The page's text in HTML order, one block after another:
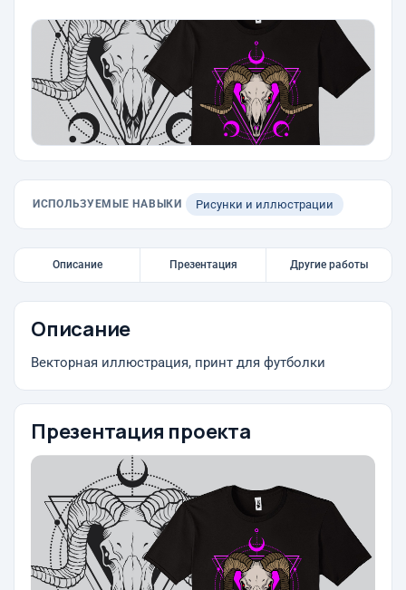
ИСПОЛЬЗУЕМЫЕ НАВЫКИ Рисунки и иллюстрации
Описание Презентация Другие работы
Описание
Векторная иллюстрация, принт для футболки
Презентация проекта